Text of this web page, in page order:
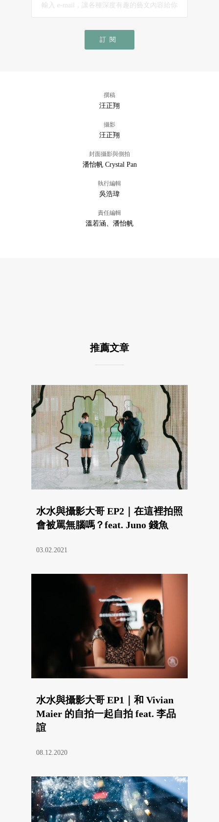
訂閱
撰稿
汪正翔
攝影
汪正翔
封面攝影與側拍
潘怡帆 Crystal Pan
執行編輯
吳浩瑋
責任編輯
溫若涵、潘怡帆
推薦文章
水水與攝影大哥 EP2｜在這裡拍照
會被罵無腦嗎？feat. Juno 錢魚
03.02.2021
水水與攝影大哥 EP1｜和 Vivian
Maier 的自拍一起自拍 feat. 李品
誼
08.12.2020